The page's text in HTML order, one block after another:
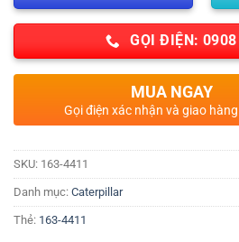
GỌI ĐIỆN:
MUA NGAY
Gọi điện xác nhận và giao
SKU: 163-4411
Danh mục: Caterpillar
Thẻ: 163-4411